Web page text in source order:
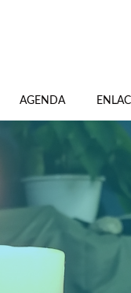
AGENDA